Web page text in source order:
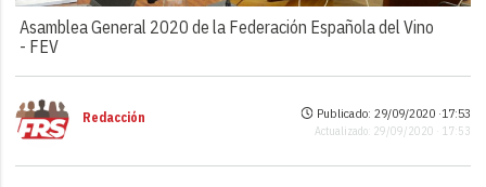
Asamblea General 2020 de la Federación Española del Vino
- FEV
Redacción Publicado: 29/09/2020 ·17:53
Actualizado: 29/09/2020 · 17:53